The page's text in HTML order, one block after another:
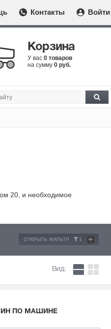
Контакты Войти
Корзина
У вас 0 товаров
на сумму 0 руб.
20, и необходимое
ОТКРЫТЬ ФИЛЬТР 1 +
Вид:
ПО МАШИНЕ